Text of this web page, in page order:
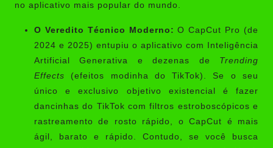
no aplicativo mais popular do mundo.
O Veredito Técnico Moderno: O CapCut Pro (de
2024 e 2025) entupiu o aplicativo com Inteligência
Artificial Generativa e dezenas de Trending
Effects (efeitos modinha do TikTok). Se o seu
único e exclusivo objetivo existencial é fazer
dancinhas do TikTok com filtros estroboscópicos e
rastreamento de rosto rápido, o CapCut é mais
ágil, barato e rápido. Contudo, se você busca